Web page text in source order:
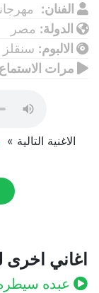
الفنان:
الدولة: مصر
الالبوم:
مرات
الاغنية التالية »
اغاني اخرى
عبده